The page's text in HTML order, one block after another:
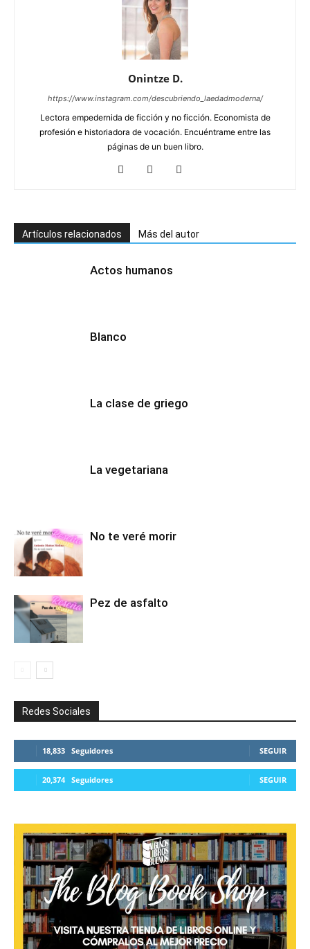
Onintze D.
https://www.instagram.com/descubriendo_laedadmoderna/
Lectora empedernida de ficción y no ficción. Economista de
profesión e historiadora de vocación. Encuéntrame entre las
páginas de un buen libro.
Artículos relacionados Más del autor
Actos humanos
Blanco
La clase de griego
La vegetariana
No te veré morir
Pez de asfalto
Redes Sociales
18,833 Seguidores SEGUIR
20,374 Seguidores SEGUIR